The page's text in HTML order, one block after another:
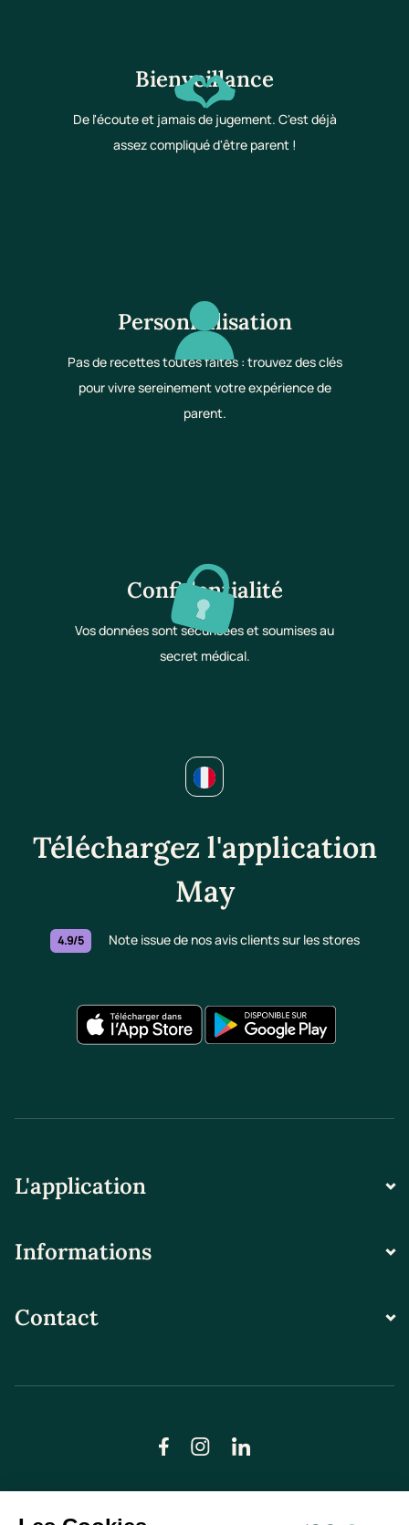
Bienveillance
De l'écoute et jamais de jugement. C'est déjà
assez compliqué d'être parent !
Personnalisation
Pas de recettes toutes faites : trouvez des clés
pour vivre sereinement votre expérience de
parent.
Confidentialité
Vos données sont sécurisées et soumises au
secret médical.
Téléchargez l'application
May
4.9/5 Note issue de nos avis clients sur les stores
L'application
Informations
Contact